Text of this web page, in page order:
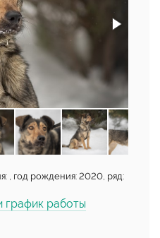
, год рождения: 2020, ряд:
график работы